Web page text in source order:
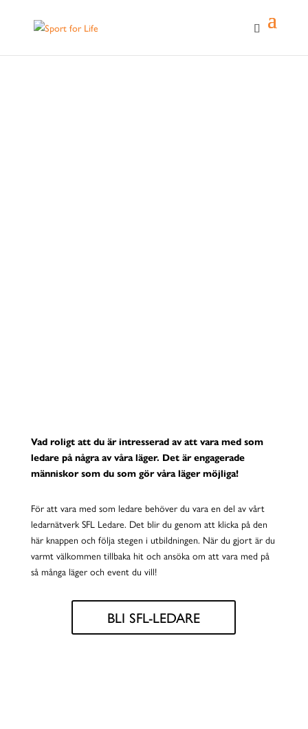
Vad roligt att du är intresserad av att vara med som
ledare på några av våra läger. Det är engagerade
människor som du som gör våra läger möjliga!
För att vara med som ledare behöver du vara en del av vårt
ledarnätverk SFL Ledare. Det blir du genom att klicka på den
här knappen och följa stegen i utbildningen. När du gjort är du
varmt välkommen tillbaka hit och ansöka om att vara med på
så många läger och event du vill!
BLI SFL-LEDARE